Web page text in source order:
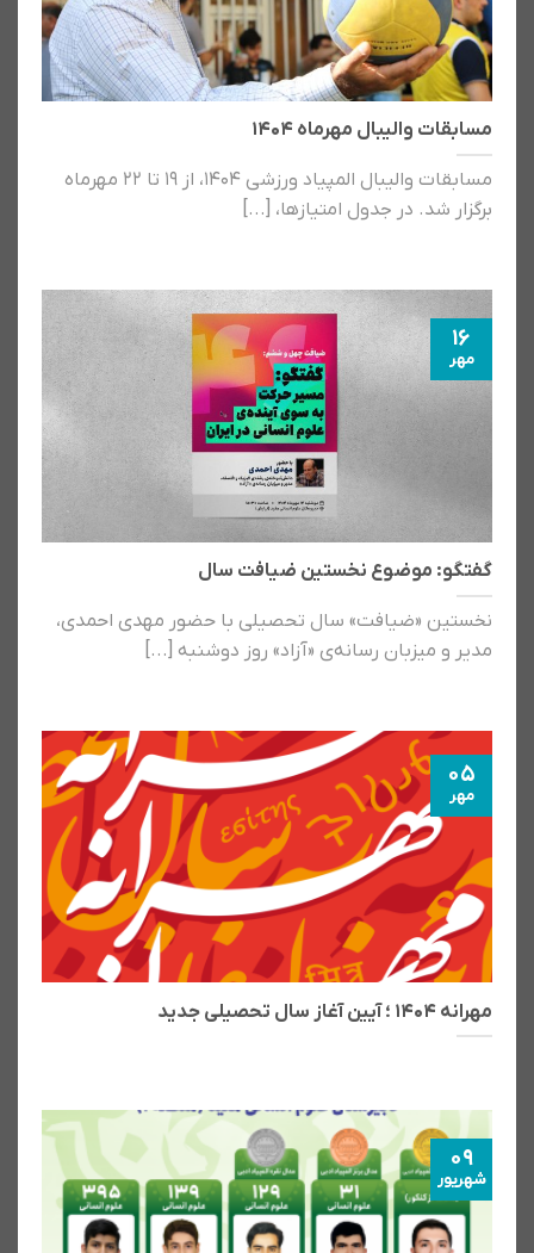
مسابقات والیبال مهرماه ۱۴۰۴
مسابقات والیبال المپیاد ورزشی ۱۴۰۴، از ۱۹ تا ۲۲ مهرماه
برگزار شد. در جدول امتیازها، [...]
گفتگو: موضوع نخستین ضیافت سال
نخستین «ضیافت» سال تحصیلی با حضور مهدی احمدی،
مدیر و میزبان رسانه‌ی «آزاد» روز دوشنبه [...]
16
مهر
مهرانه ۱۴۰۴ ؛ آیین آغاز سال تحصیلی جدید
05
مهر
09
شهریور